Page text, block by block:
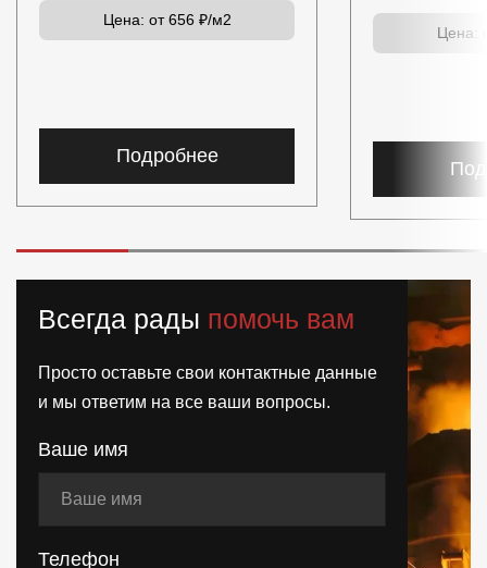
Цена: от 656 ₽/м2
Подробнее
Цена:
Всегда рады помочь вам
Просто оставьте свои контактные данные
и мы ответим на все ваши вопросы.
Ваше имя
Телефон